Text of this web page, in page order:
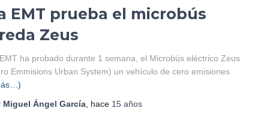
EMT prueba el microbús
Zeus
ha probado durante 1 semana, el Microbús eléctrico Zeus
Emmisions Urban System) un vehículo de cero emisiones
Miguel Ángel García , hace 15 años